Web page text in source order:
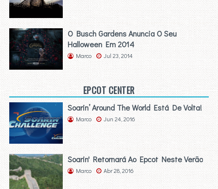
O Busch Gardens Anuncia O Seu
Halloween Em 2014
Marco Jul 23, 2014
EPCOT CENTER
Soarin’ Around The World Está De Volta!
Marco Jun 24, 2016
Soarin' Retornará Ao Epcot Neste Verão
Marco Abr 28, 2016